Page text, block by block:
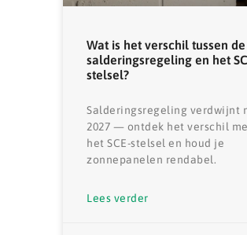
Wat is het verschil tussen de
salderingsregeling en het
stelsel?
Salderingsregeling verdwijnt
2027 — ontdek het verschil
het SCE-stelsel en houd je
zonnepanelen rendabel.
Lees verder